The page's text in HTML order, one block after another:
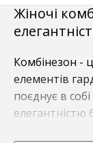
Жіночі
Комбінезон -
елементів
поєднує в